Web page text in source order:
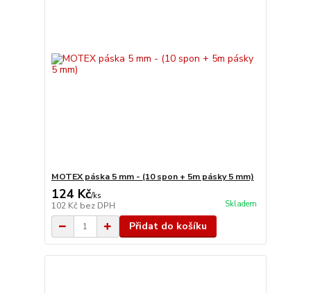
MOTEX páska 5 mm - (10 spon + 5m pásky 5 mm)
124 Kč/ks
102 Kč bez DPH Skladem
Přidat do košíku